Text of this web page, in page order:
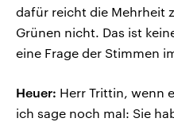
dafür reicht die Mehrheit
Grünen nicht. Das ist
eine Frage der Stimmen
Heuer: Herr Trittin, wenn
ich sage noch mal: Sie